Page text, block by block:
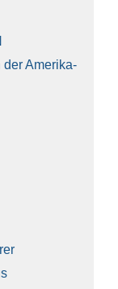
der Ame­ri­ka­